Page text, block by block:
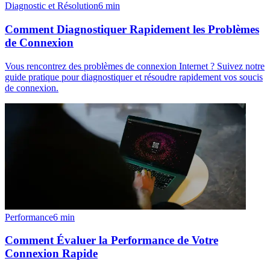
Diagnostic et Résolution6 min
Comment Diagnostiquer Rapidement les Problèmes
de Connexion
Vous rencontrez des problèmes de connexion Internet ? Suivez notre
guide pratique pour diagnostiquer et résoudre rapidement vos soucis
de connexion.
Performance6 min
Comment Évaluer la Performance de Votre
Connexion Rapide